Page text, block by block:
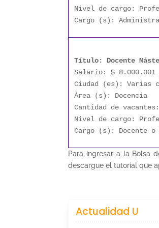
Nivel de cargo:
Cargo (s):
Título: Docente
Salario: $ 8.000.001
Ciudad (es): Varias
Área (s): Docencia
Cantidad de
Nivel de cargo:
Cargo (s): Docente o
Para ingresar a la Bolsa
descargue el tutorial que
Actualidad U